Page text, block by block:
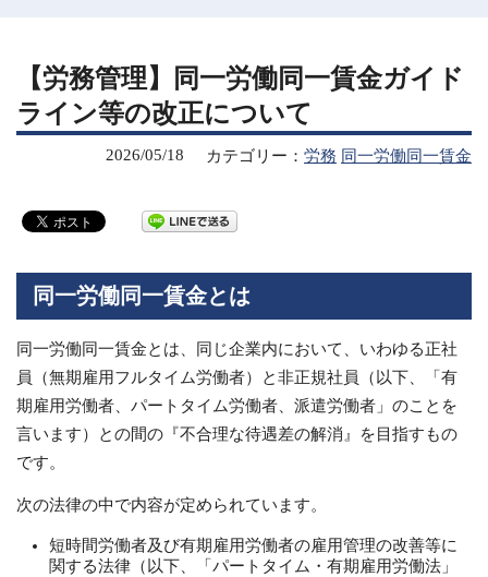
【労務管理】同一労働同一賃金ガイド
ライン等の改正について
カテゴリー： 労務 同一労働同一賃金
2026/05/18
同一労働同一賃金とは
同一労働同一賃金とは、同じ企業内において、いわゆる正社
員（無期雇用フルタイム労働者）と非正規社員（以下、「有
期雇用労働者、パートタイム労働者、派遣労働者」のことを
言います）との間の『不合理な待遇差の解消』を目指すもの
です。
次の法律の中で内容が定められています。
短時間労働者及び有期雇用労働者の雇用管理の改善等に
関する法律（以下、「パートタイム・有期雇用労働法」